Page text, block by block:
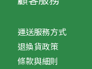
運送服務方式
退換貨政策
條款與細則